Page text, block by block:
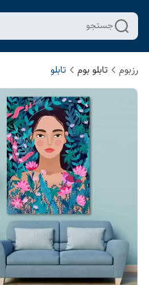
جستجو
رزبوم تابلو بوم تابلو